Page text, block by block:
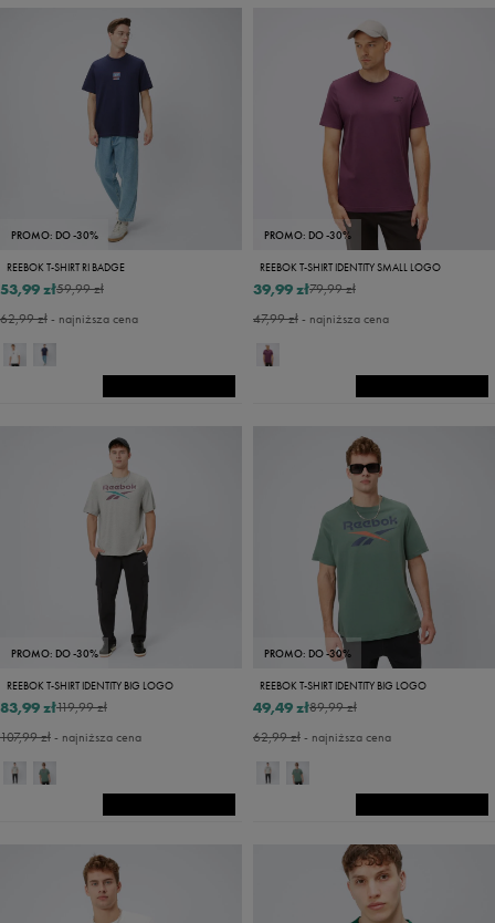
PROMO: DO -30%
REEBOK T-SHIRT RI BADGE
59,99 zł
53,99 zł
62,99 zł- najniższa cena
PROMO: DO -30%
REEBOK T-SHIRT IDENTITY SMALL LOGO
79,99 zł
39,99 zł
47,99 zł- najniższa cena
PROMO: DO -30%
REEBOK T-SHIRT IDENTITY BIG LOGO
119,99 zł
83,99 zł
107,99 zł- najniższa cena
PROMO: DO -30%
REEBOK T-SHIRT IDENTITY BIG LOGO
89,99 zł
49,49 zł
62,99 zł- najniższa cena